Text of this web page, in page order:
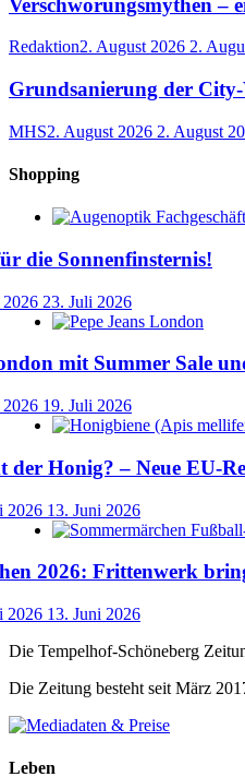
Redaktion2. August 2026 2.
Grundsanierung der
MHS2. August 2026 2. August
Shopping
die Sonnenfinsternis!
23. Juli 2026
mit Summer Sale
19. Juli 2026
der Honig? – Neue EU-
2026 13. Juni 2026
2026: Frittenwerk
2026 13. Juni 2026
Die Tempelhof-Schöneberg
Die Zeitung besteht seit März
Leben